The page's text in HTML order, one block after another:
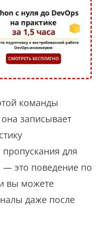
команды
записывает
для
это поведение по
вы можете
даже после